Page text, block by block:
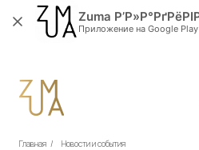
Главная / Новости и события
Приложение на Google Play